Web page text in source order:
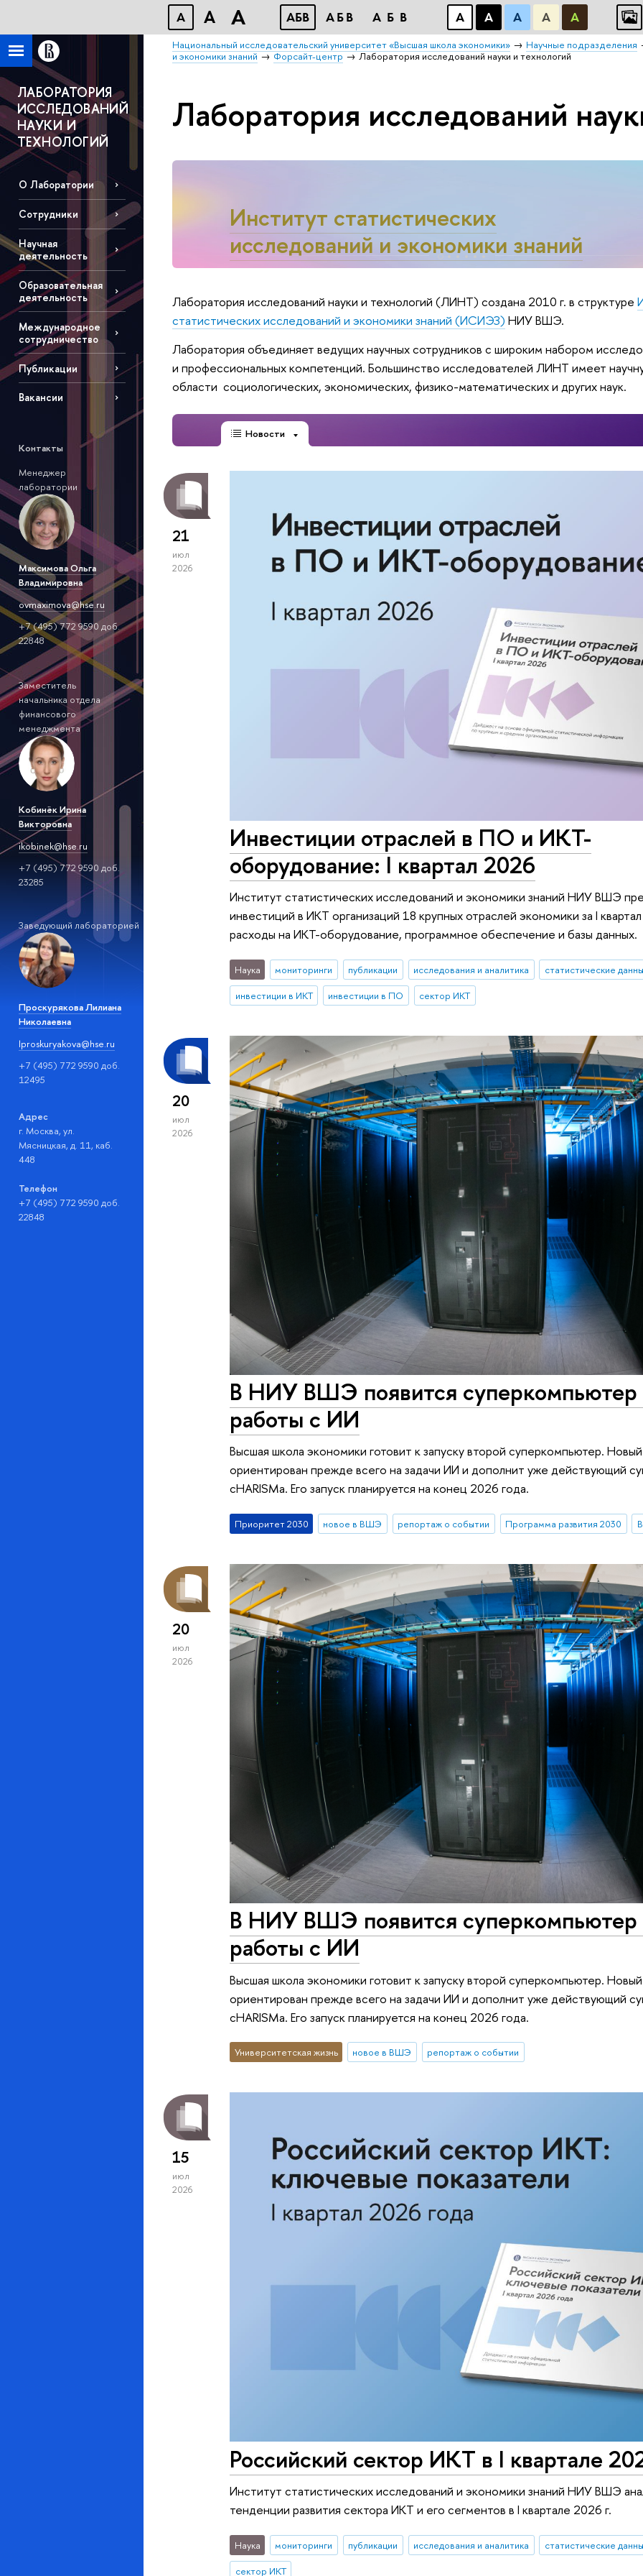
A A A АБВ АБВ АБВ А А А А А
Национальный исследовательский университет «Высшая школа экономики»
Научные подразделения
и экономики знаний
Форсайт-центр Лаборатория исследований науки и технологий
ЛАБОРАТОРИЯ
ИССЛЕДОВАНИЙ
НАУКИ И
ТЕХНОЛОГИЙ
О Лаборатории
Сотрудники
Научная
деятельность
Образовательная
деятельность
Международное
сотрудничество
Публикации
Вакансии
Контакты
Менеджер
лаборатории
Максимова Ольга
Владимировна
ovmaximova@hse.ru
+7 (495) 772 9590 доб.
22848
Заместитель
начальника отдела
финансового
менеджмента
Кобинёк Ирина
Викторовна
ikobinek@hse.ru
+7 (495) 772 9590 доб.
23285
Заведующий лабораторией
Проскурякова Лилиана
Николаевна
lproskuryakova@hse.ru
+7 (495) 772 9590 доб.
12495
Адрес
г. Москва, ул.
Мясницкая, д. 11, каб.
448
Телефон
+7 (495) 772 9590 доб.
22848
Лаборатория исследований
Институт статистических
исследований и экономики знаний
Лаборатория исследований науки и технологий (ЛИНТ) создана 2010 г. в структуре
статистических исследований и экономики знаний (ИСИЭЗ) НИУ ВШЭ.
Лаборатория объединяет ведущих научных сотрудников c широким набором
и профессиональных компетенций. Большинство исследователей ЛИНТ имеет
области социологических, экономических, физико-математических и других наук.
Новости
21
июл
2026
Инвестиции отраслей в ПО и ИКТ-
оборудование: I квартал 2026
Институт статистических исследований и экономики знаний НИУ ВШЭ
инвестиций в ИКТ организаций 18 крупных отраслей экономики за I
расходы на ИКТ-оборудование, программное обеспечение и базы данных.
Наука мониторинги публикации исследования и аналитика
статистические
инвестиции в ИКТ
инвестиции в ПО сектор ИКТ
20
июл
2026
В НИУ ВШЭ появится суперкомпьютер
работы с ИИ
Высшая школа экономики готовит к запуску второй суперкомпьютер.
ориентирован прежде всего на задачи ИИ и дополнит уже действующий
cHARISMa. Его запуск планируется на конец 2026 года.
Приоритет 2030 новое в ВШЭ репортаж о событии Программа развития 2030
20
июл
2026
В НИУ ВШЭ появится суперкомпьютер
работы с ИИ
Высшая школа экономики готовит к запуску второй суперкомпьютер.
ориентирован прежде всего на задачи ИИ и дополнит уже действующий
cHARISMa. Его запуск планируется на конец 2026 года.
Университетская жизнь новое в ВШЭ репортаж о событии
15
июл
2026
Российский сектор ИКТ в I квартале
Институт статистических исследований и экономики знаний НИУ ВШЭ
тенденции развития сектора ИКТ и его сегментов в I квартале 2026 г.
Наука мониторинги публикации исследования и аналитика
статистические
сектор ИКТ